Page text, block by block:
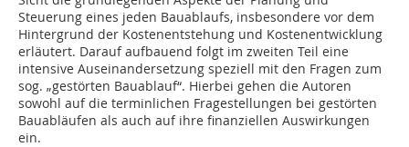
Steuerung eines jeden Bauablaufs, insbesondere vor dem
Hintergrund der Kostenentstehung und Kostenentwicklung
erläutert. Darauf aufbauend folgt im zweiten Teil eine
intensive Auseinandersetzung speziell mit den Fragen zum
sog. „gestörten Bauablauf“. Hierbei gehen die Autoren
sowohl auf die terminlichen Fragestellungen bei gestörten
Bauabläufen als auch auf ihre finanziellen Auswirkungen
ein.